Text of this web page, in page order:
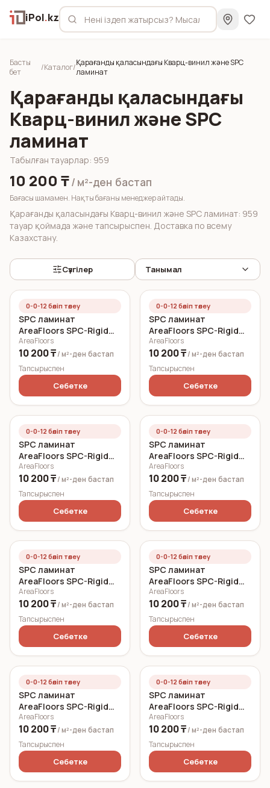
iPol.kz
Басты
бет
/Каталог/Қарағанды қаласындағы Кварц-винил және SPC
ламинат
Қарағанды қаласындағы
Кварц-винил және SPC
ламинат
Табылған тауарлар: 959
10 200 ₸/ м²-ден бастап
Бағасы шамамен. Нақты бағаны менеджер айтады.
Қарағанды қаласындағы Кварц-винил және SPC ламинат: 959
тауар қоймада және тапсырыспен. Доставка по всему
Казахстану.
Сүзгілер Танымал
0-0-12 бөліп төлеу
SPC ламинат
AreaFloors SPC-Rigid
Click Жемчужный дуб
750x150 6 мм
AreaFloors
10 200 ₸ / м²-ден бастап
Тапсырыспен
Себетке
0-0-12 бөліп төлеу
SPC ламинат
AreaFloors SPC-Rigid
Click Серый дуб
750x150 6 мм
AreaFloors
10 200 ₸ / м²-ден бастап
Тапсырыспен
Себетке
0-0-12 бөліп төлеу
SPC ламинат
AreaFloors SPC-Rigid
Click Блонд дуб
750x150 6 мм
AreaFloors
10 200 ₸ / м²-ден бастап
Тапсырыспен
Себетке
0-0-12 бөліп төлеу
SPC ламинат
AreaFloors SPC-Rigid
Click Дуб кремовый
750x150 6 мм
AreaFloors
10 200 ₸ / м²-ден бастап
Тапсырыспен
Себетке
0-0-12 бөліп төлеу
SPC ламинат
AreaFloors SPC-Rigid
Click Весенний дуб
750x150 5 мм
AreaFloors
10 200 ₸ / м²-ден бастап
Тапсырыспен
Себетке
0-0-12 бөліп төлеу
SPC ламинат
AreaFloors SPC-Rigid
Click Дуб морской
750x150 6 мм
AreaFloors
10 200 ₸ / м²-ден бастап
Тапсырыспен
Себетке
0-0-12 бөліп төлеу
SPC ламинат
AreaFloors SPC-Rigid
Click Осенний дуб
750x150 5 мм
AreaFloors
10 200 ₸ / м²-ден бастап
Тапсырыспен
Себетке
0-0-12 бөліп төлеу
SPC ламинат
AreaFloors SPC-Rigid
Click Ясный дуб
750x150 6 мм
AreaFloors
10 200 ₸ / м²-ден бастап
Тапсырыспен
Себетке